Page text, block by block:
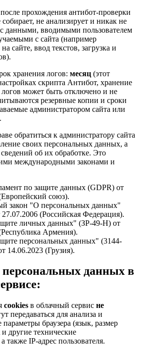
прохождения антибот-проверки
собирает, не анализирует и никак не
с данными, вводимыми пользователем
с сайта (например
сайте, ввод текстов, загрузка и
хранения логов: месяц (этот
скрипта Антибот, хранение
может быть отключено и не
резервные копии и сроки
администратором сайта или
обратиться к администратору сайта
своих персональных данных, а
об их обработке. Это
международными законами и
по защите данных (GDPR) от
союз).
закон "О персональных данных"
(Российская Федерация).
личных данных" (ЗР-49-Н) от
Армения).
персональных данных" (3144-
14.06.2023 (Грузия).
данных в
cookies в облачный сервис не
передаваться для анализа и
параметры браузера (язык, размер
и другие технические
также IP-адрес пользователя.